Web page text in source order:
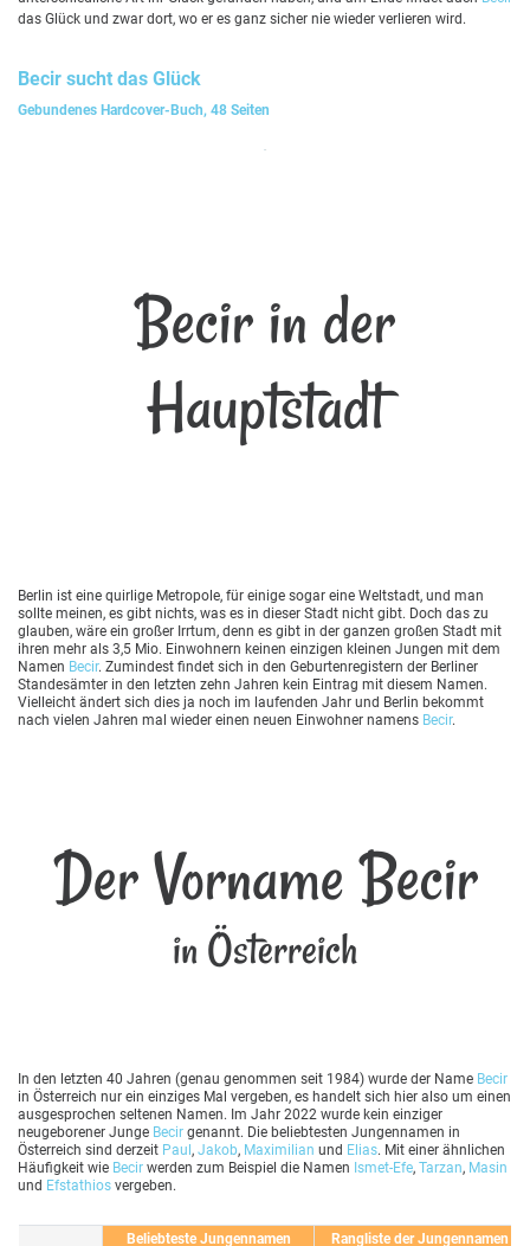
das Glück und zwar dort, wo er es ganz sicher nie wieder verlieren wird.
Becir sucht das Glück
Gebundenes Hardcover-Buch, 48 Seiten
Becir in der
Hauptstadt
Berlin ist eine quirlige Metropole, für einige sogar eine Weltstadt, und man
sollte meinen, es gibt nichts, was es in dieser Stadt nicht gibt. Doch das zu
glauben, wäre ein großer Irrtum, denn es gibt in der ganzen großen Stadt mit
ihren mehr als 3,5 Mio. Einwohnern keinen einzigen kleinen Jungen mit dem
Namen Becir. Zumindest findet sich in den Geburtenregistern der Berliner
Standesämter in den letzten zehn Jahren kein Eintrag mit diesem Namen.
Vielleicht ändert sich dies ja noch im laufenden Jahr und Berlin bekommt
nach vielen Jahren mal wieder einen neuen Einwohner namens Becir.
Der Vorname Becir
in Österreich
In den letzten 40 Jahren (genau genommen seit 1984) wurde der Name Becir
in Österreich nur ein einziges Mal vergeben, es handelt sich hier also um einen
ausgesprochen seltenen Namen. Im Jahr 2022 wurde kein einziger
neugeborener Junge Becir genannt. Die beliebtesten Jungennamen in
Österreich sind derzeit Paul , Jakob, Maximilian und Elias. Mit einer ähnlichen
Häufigkeit wie Becir werden zum Beispiel die Namen Ismet-Efe, Tarzan, Masin
und Efstathios vergeben.
Beliebteste Jungennamen
Rangliste der Jungennamen